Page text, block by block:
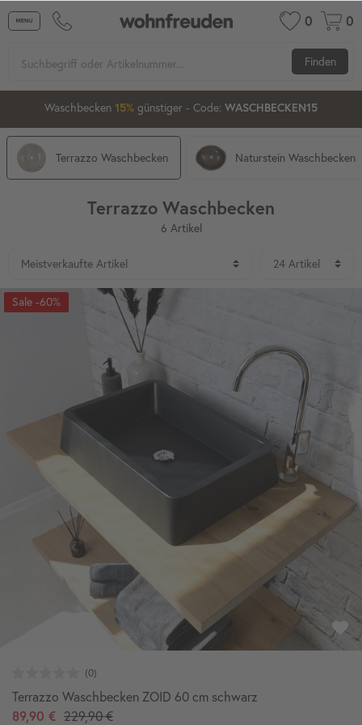
0 0
Finden
2 00 22 42
Waschbecken 15% günstiger - Code: WASCHBECKEN15
20%
Naturstein Waschbecken
Terrazzo Waschbecken
Terrazzo Waschbecken
6 Artikel
-60%
Terrazzo Waschbecken ZOID 60 cm schwarz
89,90 € 229,90 €